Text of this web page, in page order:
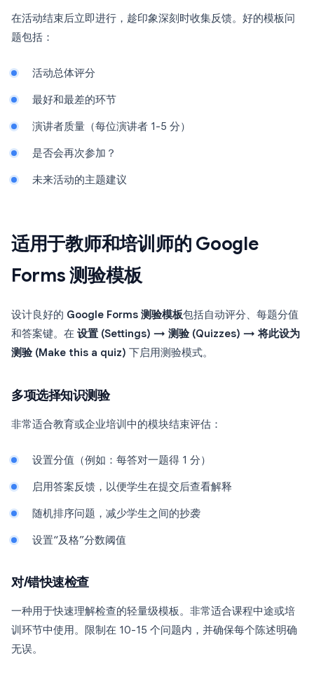
在活动结束后立即进行，趁印象深刻时收集反馈。好的模板问
题包括：
活动总体评分
最好和最差的环节
演讲者质量（每位演讲者 1-5 分）
是否会再次参加？
未来活动的主题建议
适用于教师和培训师的 Google
Forms 测验模板
设计良好的 Google Forms 测验模板包括自动评分、每题分值
和答案键。在 设置 (Settings) → 测验 (Quizzes) → 将此设为
测验 (Make this a quiz) 下启用测验模式。
多项选择知识测验
非常适合教育或企业培训中的模块结束评估：
设置分值（例如：每答对一题得 1 分）
启用答案反馈，以便学生在提交后查看解释
随机排序问题，减少学生之间的抄袭
设置“及格”分数阈值
对/错快速检查
一种用于快速理解检查的轻量级模板。非常适合课程中途或培
训环节中使用。限制在 10-15 个问题内，并确保每个陈述明确
无误。